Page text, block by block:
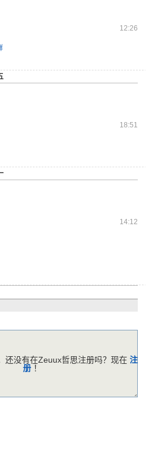
12:26
18:51
14:12
还没有在Zeuux哲思注册吗？现在 注
册 ！